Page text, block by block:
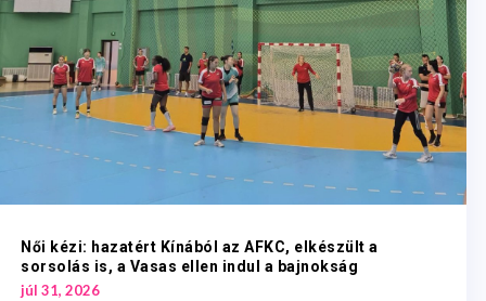
Női kézi: hazatért Kínából az AFKC, elkészült a
sorsolás is, a Vasas ellen indul a bajnokság
júl 31, 2026